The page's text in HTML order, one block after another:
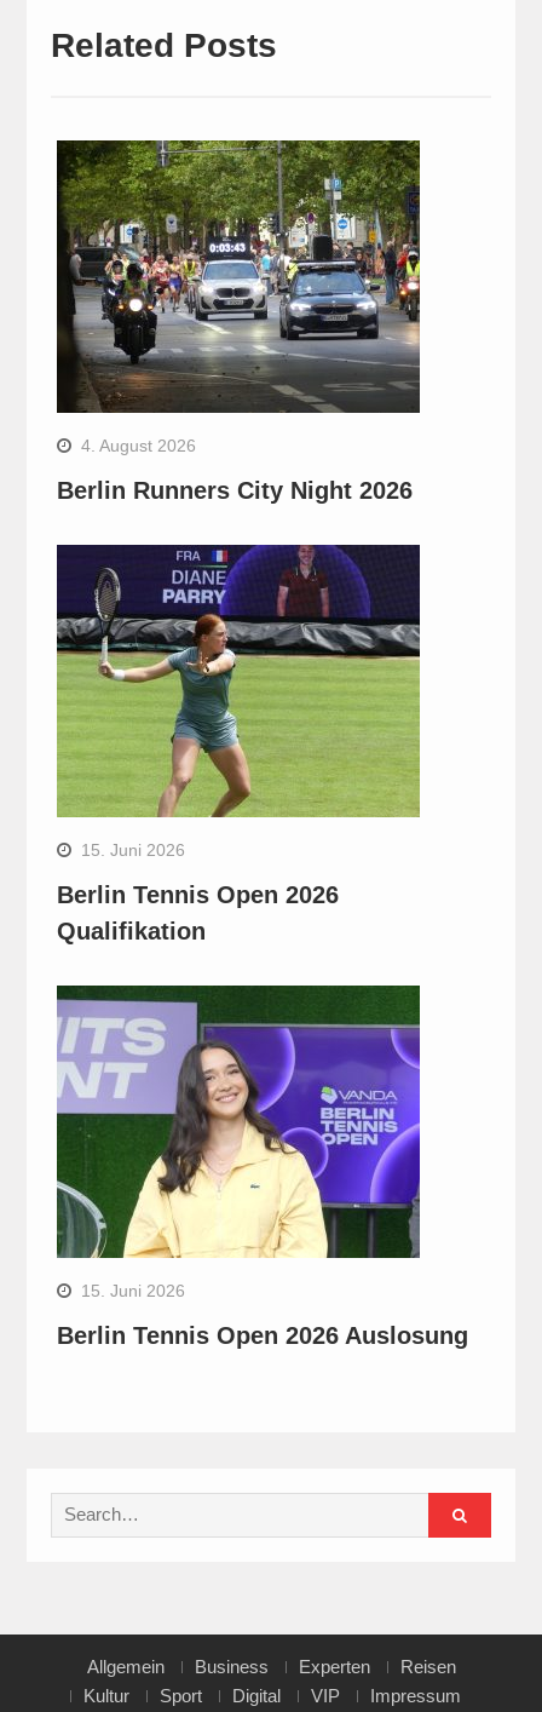
Related Posts
4. August 2026
Berlin Runners City Night 2026
15. Juni 2026
Berlin Tennis Open 2026
Qualifikation
15. Juni 2026
Berlin Tennis Open 2026 Auslosung
Search
for:
Allgemein Business Experten
Reisen
Kultur
Sport Digital VIP Impressum